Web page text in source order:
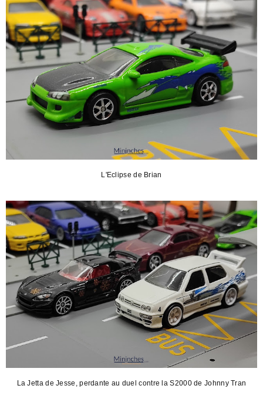
L'Eclipse de Brian
La Jetta de Jesse, perdante au duel contre la S2000 de Johnny Tran